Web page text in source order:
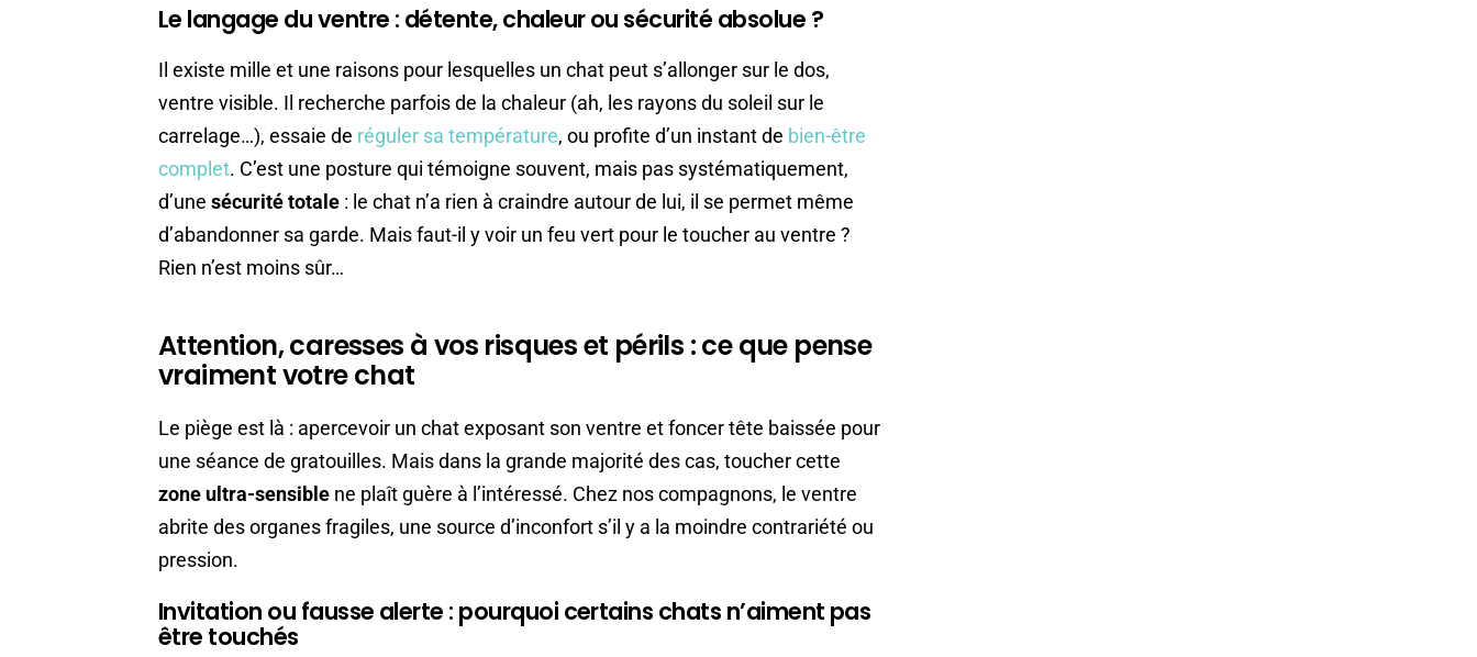
Le langage du ventre : détente, chaleur ou sécurité absolue ?
Il existe mille et une raisons pour lesquelles un chat peut s’allonger sur le dos,
ventre visible. Il recherche parfois de la chaleur (ah, les rayons du soleil sur le
carrelage…), essaie de réguler sa température, ou profite d’un instant de bien-être
complet. C’est une posture qui témoigne souvent, mais pas systématiquement,
d’une sécurité totale : le chat n’a rien à craindre autour de lui, il se permet même
d’abandonner sa garde. Mais faut-il y voir un feu vert pour le toucher au ventre ?
Rien n’est moins sûr…
Attention, caresses à vos risques et périls : ce que pense
vraiment votre chat
Le piège est là : apercevoir un chat exposant son ventre et foncer tête baissée pour
une séance de gratouilles. Mais dans la grande majorité des cas, toucher cette
zone ultra-sensible ne plaît guère à l’intéressé. Chez nos compagnons, le ventre
abrite des organes fragiles, une source d’inconfort s’il y a la moindre contrariété ou
pression.
Invitation ou fausse alerte : pourquoi certains chats n’aiment pas
être touchés